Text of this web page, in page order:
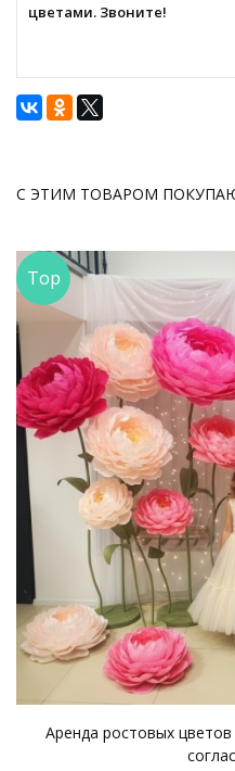
цветами. Звоните!
С ЭТИМ ТОВАРОМ
Top
Аренда ростовых